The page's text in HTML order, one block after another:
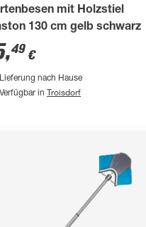
mit Holzstiel
130 cm gelb schwarz
,49 €
Lieferung nach Hause
Verfügbar in Troisdorf